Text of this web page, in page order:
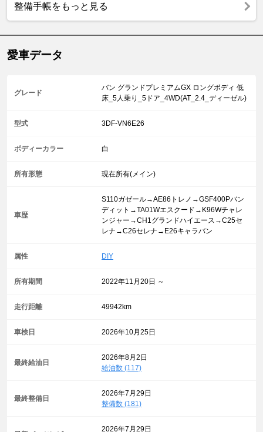
整備手帳をもっと見る
愛車データ
グレード
バン グランドプレミアムGX ロングボディ 低
床_5人乗り_5ドア_4WD(AT_2.4_ディーゼル)
型式 3DF-VN6E26
ボディーカラー 白
所有形態 現在所有(メイン)
車歴
S110ガゼール→AE86トレノ→GSF400Pバン
ディット→TA01Wエスクード→K96Wチャレ
ンジャー→CH1グランドハイエース→C25セ
レナ→C26セレナ→E26キャラバン
属性 DIY
所有期間 2022年11月20日 ～
走行距離 49942km
車検日 2026年10月25日
最終給油日
2026年8月2日
給油数 (117)
最終整備日
2026年7月29日
整備数 (181)
2026年7月29日